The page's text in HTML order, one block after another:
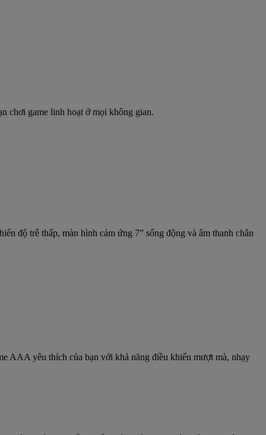
chơi game linh hoạt ở mọi không gian.
độ trễ thấp, màn hình cảm ứng 7” sống động và âm thanh chân
AAA yêu thích của bạn với khả năng điều khiển mượt mà, nhạy